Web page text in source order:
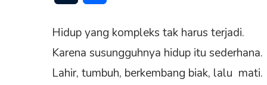
Hidup yang kompleks tak harus terjadi.
Karena susungguhnya hidup itu sederhana.
Lahir, tumbuh, berkembang biak, lalu mati.